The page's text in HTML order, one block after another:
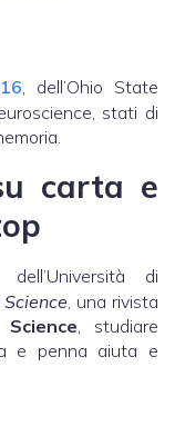
, dell’Ohio State
stati di
carta e
dell’Università di
, una rivista
, studiare
e penna aiuta e